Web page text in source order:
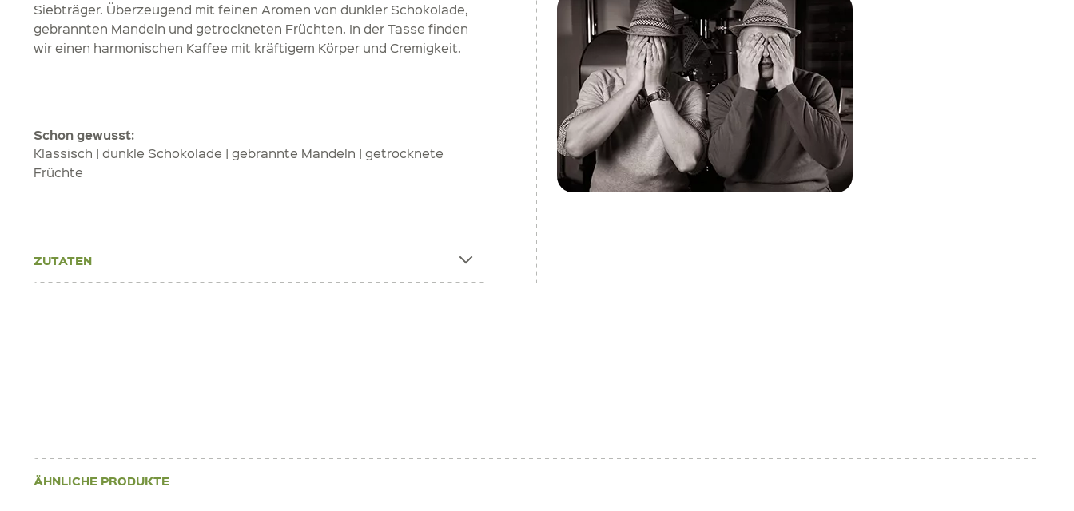
Siebträger. Überzeugend mit feinen Aromen von dunkler Schokolade,
gebrannten Mandeln und getrockneten Früchten. In der Tasse finden
wir einen harmonischen Kaffee mit kräftigem Körper und Cremigkeit.
Schon gewusst:
Klassisch | dunkle Schokolade | gebrannte Mandeln | getrocknete
Früchte
ZUTATEN
ÄHNLICHE PRODUKTE